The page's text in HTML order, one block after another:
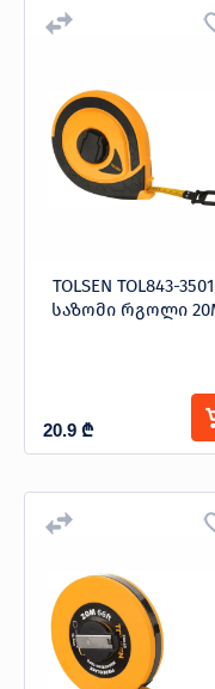
TOLSEN TOL843-
საზომი რგოლი
20.9 ₾